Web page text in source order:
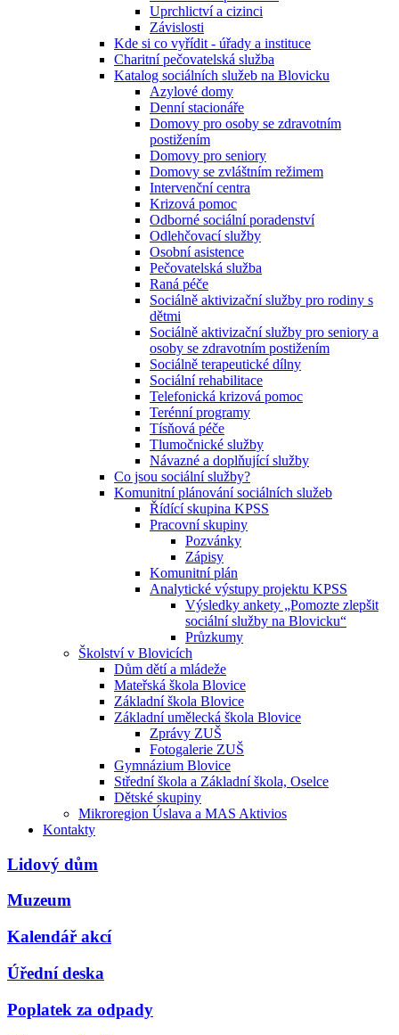
Uprchlictví a cizinci
Závislosti
Kde si co vyřídit - úřady a instituce
Charitní pečovatelská služba
Katalog sociálních služeb na Blovicku
Azylové domy
Denní stacionáře
Domovy pro osoby se zdravotním
postižením
Domovy pro seniory
Domovy se zvláštním režimem
Intervenční centra
Krizová pomoc
Odborné sociální poradenství
Odlehčovací služby
Osobní asistence
Pečovatelská služba
Raná péče
Sociálně aktivizační služby pro rodiny s
dětmi
Sociálně aktivizační služby pro seniory a
osoby se zdravotním postižením
Sociálně terapeutické dílny
Sociální rehabilitace
Telefonická krizová pomoc
Terénní programy
Tísňová péče
Tlumočnické služby
Návazné a doplňující služby
Co jsou sociální služby?
Komunitní plánování sociálních služeb
Řídící skupina KPSS
Pracovní skupiny
Pozvánky
Zápisy
Komunitní plán
Analytické výstupy projektu KPSS
Výsledky ankety „Pomozte zlepšit
sociální služby na Blovicku“
Průzkumy
Školství v Blovicích
Dům dětí a mládeže
Mateřská škola Blovice
Základní škola Blovice
Základní umělecká škola Blovice
Zprávy ZUŠ
Fotogalerie ZUŠ
Gymnázium Blovice
Střední škola a Základní škola, Oselce
Dětské skupiny
Mikroregion Úslava a MAS Aktivios
Kontakty
Lidový dům
Muzeum
Kalendář akcí
Úřední deska
Poplatek za odpady